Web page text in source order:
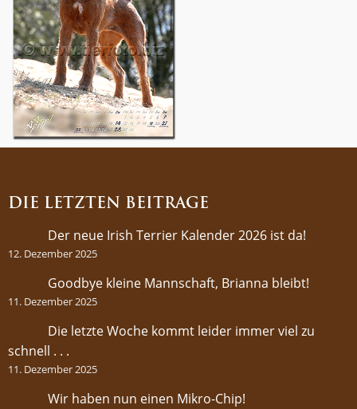
DIE LETZTEN BEITRÄGE
Der neue Irish Terrier Kalender 2026 ist da!
12. Dezember 2025
Goodbye kleine Mannschaft, Brianna bleibt!
11. Dezember 2025
Die letzte Woche kommt leider immer viel zu
schnell . . .
11. Dezember 2025
Wir haben nun einen Mikro-Chip!